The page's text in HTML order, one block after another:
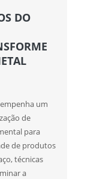
DO
um
de
para
de produtos
técnicas
a